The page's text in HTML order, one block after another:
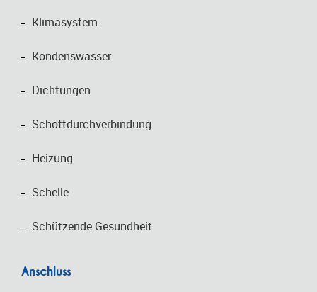
Klimasystem
Kondenswasser
Dichtungen
Schottdurchverbindung
Heizung
Schelle
Schützende Gesundheit
Anschluss